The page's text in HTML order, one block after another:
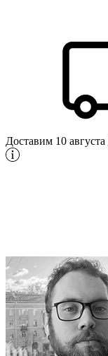
Доставим 10 августа